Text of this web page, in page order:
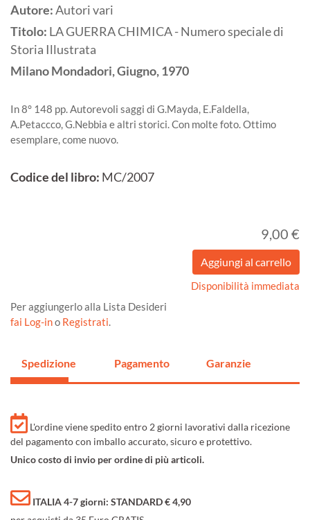
Autore:Autori vari
Titolo: LA GUERRA CHIMICA - Numero speciale di
Storia Illustrata
MilanoMondadori, Giugno,1970
In 8° 148 pp. Autorevoli saggi di G.Mayda, E.Faldella,
A.Petaccco, G.Nebbia e altri storici. Con molte foto. Ottimo
esemplare, come nuovo.
Codice del libro: MC/2007
9,00 €
Disponibilità immediata
Per aggiungerlo alla Lista Desideri
fai Log-ino Registrati.
Spedizione Pagamento Garanzie
L'ordine viene spedito entro 2 giorni lavorativi dalla ricezione
del pagamento con imballo accurato, sicuro e protettivo.
Unico costo di invio per ordine di più articoli.
ITALIA 4-7 giorni: STANDARD € 4,90